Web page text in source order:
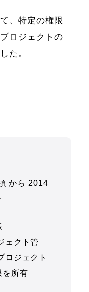
、特定の権限
ロジェクトの
た。
から 2014
ェクト管
ロジェクト
を所有